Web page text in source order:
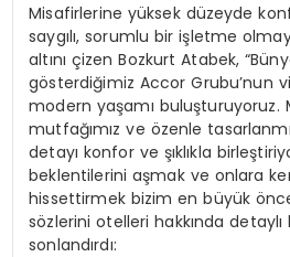
Misafirlerine yüksek düzeyde
saygılı, sorumlu bir işletme
altını çizen Bozkurt Atabek,
gösterdiğimiz Accor Grubu’nun
modern yaşamı buluşturuyoruz.
mutfağımız ve özenle
detayı konfor ve şıklıkla
beklentilerini aşmak ve onlara
hissettirmek bizim en büyük
sözlerini otelleri hakkında
sonlandırdı: